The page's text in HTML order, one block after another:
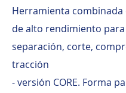
Herramienta combinada
de alto rendimiento para
separación, corte,
tracción
- versión CORE. Forma